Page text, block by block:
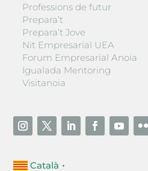
Professions de futur
Prepara’t
Prepara’t Jove
Nit Empresarial UEA
Forum Empresarial Anoia
Igualada Mentoring
Visitanoia
Català ▼